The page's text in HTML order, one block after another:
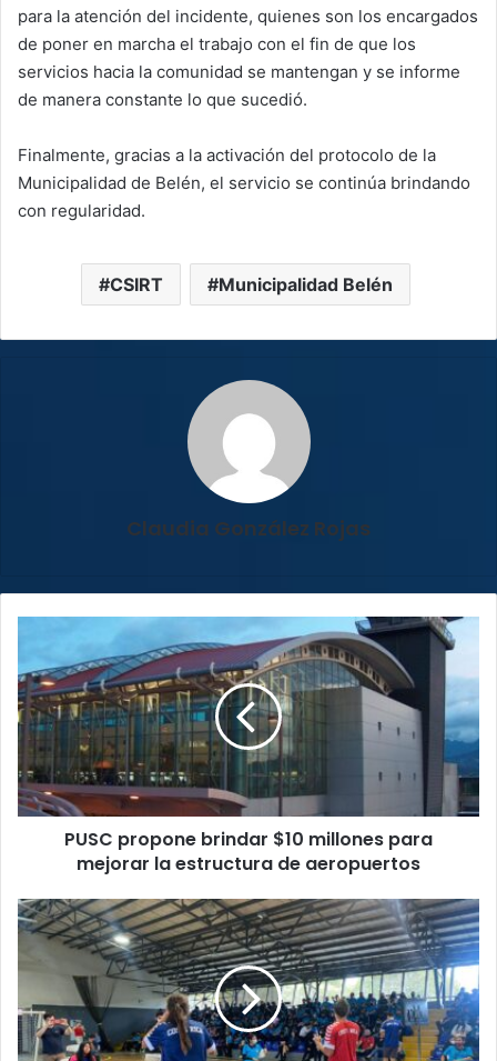
para la atención del incidente, quienes son los encargados
de poner en marcha el trabajo con el fin de que los
servicios hacia la comunidad se mantengan y se informe
de manera constante lo que sucedió.
Finalmente, gracias a la activación del protocolo de la
Municipalidad de Belén, el servicio se continúa brindando
con regularidad.
CSIRT Municipalidad Belén
Claudia González Rojas
brindar
$10
millones
para
mejorar
la
estructura
aeropuertos
PUSC propone brindar $10 millones para
mejorar la estructura de aeropuertos
Campaña
“Siempre
pretende
prevenir
el
acoso